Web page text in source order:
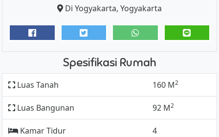
Di Yogyakarta, Yogyakarta
Spesifikasi Rumah
Luas Tanah 160 M2
Luas Bangunan 92 M2
Kamar Tidur 4